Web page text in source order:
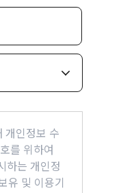
를 위하여
는 개인정
유 및 이용기